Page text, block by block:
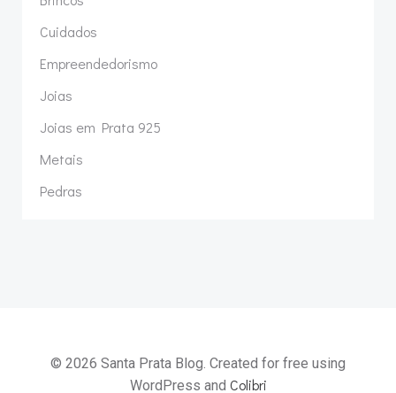
Cuidados
Empreendedorismo
Joias
Joias em Prata 925
Metais
Pedras
© 2026 Santa Prata Blog. Created for free using
WordPress and Colibri